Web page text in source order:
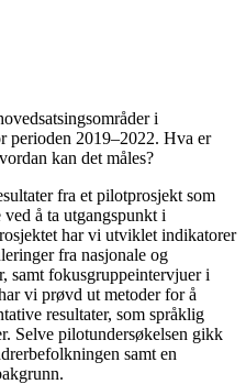
i
perioden 2019–2022. Hva er
kan det måles?
fra et pilotprosjekt som
ved å ta utgangspunkt i
har vi utviklet indikatorer
fra nasjonale og
samt fokusgruppeintervjuer i
vi prøvd ut metoder for å
resultater, som språklig
Selve pilotundersøkelsen gikk
samt en